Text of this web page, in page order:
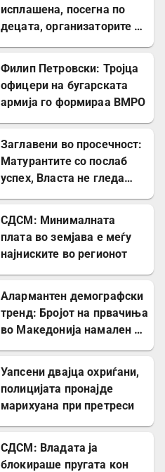
исплашена, посегна по
децата, организаторите и
Филип Петровски: Тројца
офицери на бугарската
армија го формираа ВМРО
Заглавени во просечност:
Матурантите со послаб
успех, Власта не гледа
СДСМ: Минималната
плата во земјава е меѓу
најниските во регионот
Алармантен демографски
тренд: Бројот на првачиња
во Македонија намален за
Уапсени двајца охриѓани,
полицијата пронајде
марихуана при претреси
СДСМ: Владата ја
блокираше пругата кон